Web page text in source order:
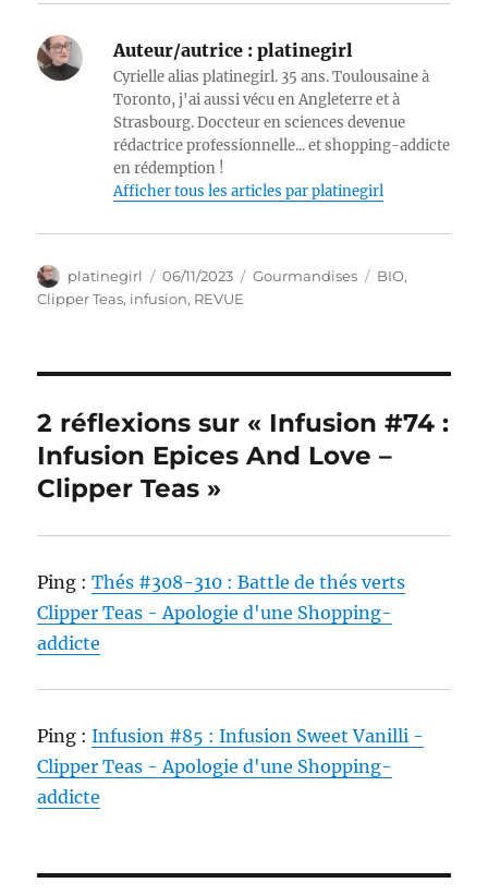
Auteur/autrice : platinegirl
Cyrielle alias platinegirl. 35 ans. Toulousaine à
Toronto, j'ai aussi vécu en Angleterre et à
Strasbourg. Doccteur en sciences devenue
rédactrice professionnelle... et shopping-addicte
en rédemption !
Afficher tous les articles par platinegirl
Auteur
platinegirl
Publié
le
06/11/2023 Catégories
Gourmandises Étiquettes
BIO,
Clipper Teas, infusion, REVUE
2 réflexions sur « Infusion #74 :
Infusion Epices And Love –
Clipper Teas »
Ping :Thés #308-310 : Battle de thés verts
Clipper Teas - Apologie d'une Shopping-
addicte
Ping :Infusion #85 : Infusion Sweet Vanilli -
Clipper Teas - Apologie d'une Shopping-
addicte